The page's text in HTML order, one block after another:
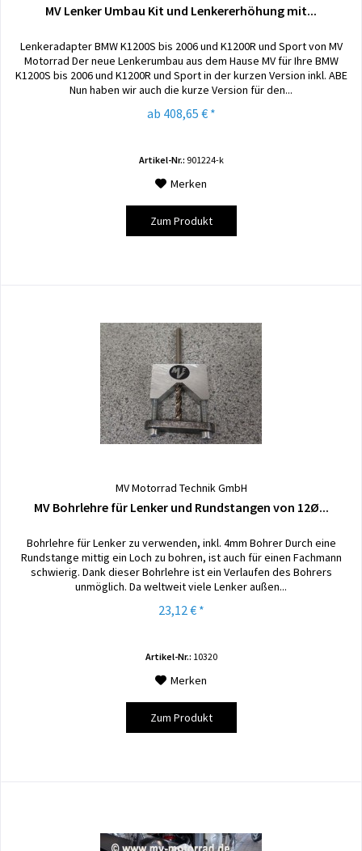
MV Lenker Umbau Kit und Lenkererhöhung mit...
Lenkeradapter BMW K1200S bis 2006 und K1200R und Sport von MV
Motorrad Der neue Lenkerumbau aus dem Hause MV für Ihre BMW
K1200S bis 2006 und K1200R und Sport in der kurzen Version inkl. ABE
Nun haben wir auch die kurze Version für den...
ab 408,65 € *
Artikel-Nr.: 901224-k
Merken
Zum Produkt
MV Motorrad Technik GmbH
MV Bohrlehre für Lenker und Rundstangen von 12Ø...
Bohrlehre für Lenker zu verwenden, inkl. 4mm Bohrer Durch eine
Rundstange mittig ein Loch zu bohren, ist auch für einen Fachmann
schwierig. Dank dieser Bohrlehre ist ein Verlaufen des Bohrers
unmöglich. Da weltweit viele Lenker außen...
23,12 € *
Artikel-Nr.: 10320
Merken
Zum Produkt